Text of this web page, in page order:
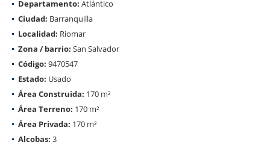
Departamento: Atlántico
Ciudad: Barranquilla
Localidad: Riomar
Zona / barrio: San Salvador
Código: 9470547
Estado: Usado
Área Construida: 170 m²
Área Terreno: 170 m²
Área Privada: 170 m²
Alcobas: 3